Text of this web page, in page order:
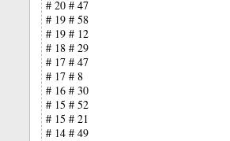
# 20 # 47
# 19 # 58
# 19 # 12
# 18 # 29
# 17 # 47
# 17 # 8
# 16 # 30
# 15 # 52
# 15 # 21
# 14 # 49